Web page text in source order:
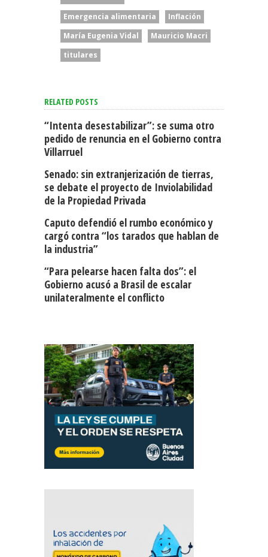
Emergencia alimentaria
Inflación
María Eugenia Vidal
Mauricio Macri
titulares
RELATED POSTS
“Intenta desestabilizar”: se suma otro
pedido de renuncia en el Gobierno contra
Villarruel
Senado: sin extranjerización de tierras,
se debate el proyecto de Inviolabilidad
de la Propiedad Privada
Caputo defendió el rumbo económico y
cargó contra “los tarados que hablan de
la industria”
“Para pelearse hacen falta dos”: el
Gobierno acusó a Brasil de escalar
unilateralmente el conflicto